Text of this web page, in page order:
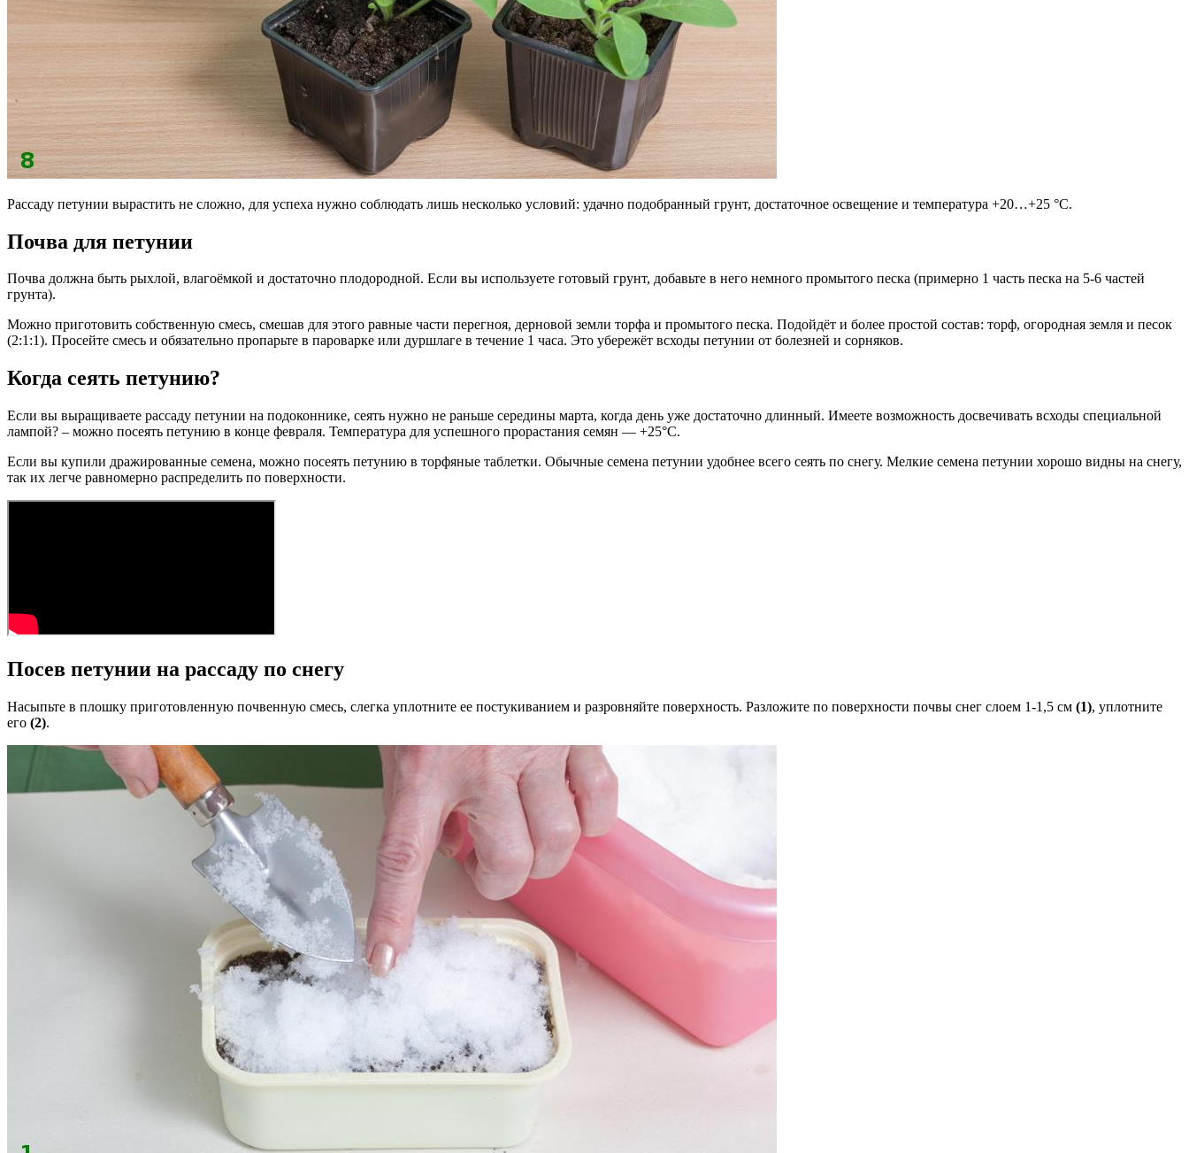
Рассаду петунии вырастить не сложно, для успеха нужно соблюдать лишь несколько условий: удачно подобранный грунт, достаточное освещение и температура +20…+25 °С.
Почва для петунии
Почва должна быть рыхлой, влагоёмкой и достаточно плодородной. Если вы используете готовый грунт, добавьте в него немного промытого песка (примерно 1 часть песка на 5-6 частей
грунта).
Можно приготовить собственную смесь, смешав для этого равные части перегноя, дерновой земли торфа и промытого песка. Подойдёт и более простой состав: торф, огородная земля и песок
(2:1:1). Просейте смесь и обязательно пропарьте в пароварке или дуршлаге в течение 1 часа. Это убережёт всходы петунии от болезней и сорняков.
Когда сеять петунию?
Если вы выращиваете рассаду петунии на подоконнике, сеять нужно не раньше середины марта, когда день уже достаточно длинный. Имеете возможность досвечивать всходы специальной
лампой? – можно посеять петунию в конце февраля. Температура для успешного прорастания семян — +25°С.
Если вы купили дражированные семена, можно посеять петунию в торфяные таблетки. Обычные семена петунии удобнее всего сеять по снегу. Мелкие семена петунии хорошо видны на снегу,
так их легче равномерно распределить по поверхности.
Посев петунии на рассаду по снегу
Насыпьте в плошку приготовленную почвенную смесь, слегка уплотните ее постукиванием и разровняйте поверхность. Разложите по поверхности почвы снег слоем 1-1,5 см (1), уплотните
его (2).